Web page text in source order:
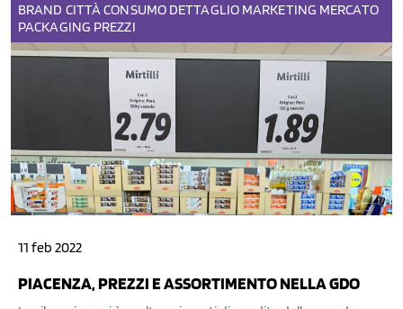
BRAND CITTÀCONSUMO DETTAGLIO MARKETING MERCATO
PACKAGING PREZZI
11 feb 2022
PIACENZA, PREZZI E ASSORTIMENTO NELLA GDO